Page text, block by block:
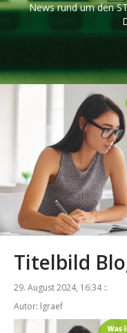
News rund um den
Titelbild
29. August 2024, 16:34 ::
Autor: lgraef